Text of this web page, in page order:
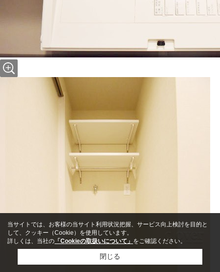
当サイトでは、お客様の当サイト利用状況把握、サービス向上検討を目的と
して、クッキー（Cookie）を使用しています。
詳しくは、当社の 「Cookieの取扱いについて」 をご確認ください。
閉じる